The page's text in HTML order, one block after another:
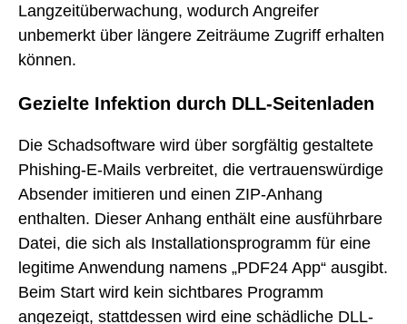
Langzeitüberwachung, wodurch Angreifer
unbemerkt über längere Zeiträume Zugriff erhalten
können.
Gezielte Infektion durch DLL-Seitenladen
Die Schadsoftware wird über sorgfältig gestaltete
Phishing-E-Mails verbreitet, die vertrauenswürdige
Absender imitieren und einen ZIP-Anhang
enthalten. Dieser Anhang enthält eine ausführbare
Datei, die sich als Installationsprogramm für eine
legitime Anwendung namens „PDF24 App“ ausgibt.
Beim Start wird kein sichtbares Programm
angezeigt, stattdessen wird eine schädliche DLL-